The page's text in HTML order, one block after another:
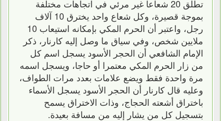
تطلق 20 شعاعا غير مرئي في اتجاهات مختلفة
بموجة قصيرة، وكل شعاع واحد يخترق 10 آلاف
رجل، واعتبر أن الحرم المكي بإمكانه استيعاب 10
ملايين شخص، وفي سياق ما وصل إليه كارنار، ذكر
الإمام الشافعي أن الحجر الأسود يسجل اسم كل
من زار الحرم المكي معتمرا أو حاجا، ويسجل اسمه
مرة واحدة فقط ويضع علامات بعدد مرات الطواف،
وعليه قال كارنار أن الحجر الأسود يسجل الأسماء
باختراق أشعته الحجاج، وذات الاختراق يسمح
بتسجيل كل من يشار إليه من مسافة بعيدة.